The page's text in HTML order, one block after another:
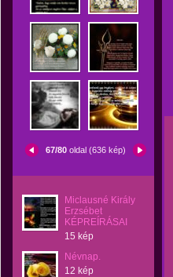
67/80 oldal (636 kép)
Miclausné Király
Erzsébet
KÉPREÍRÁSAI
15 kép
Névnap.
12 kép